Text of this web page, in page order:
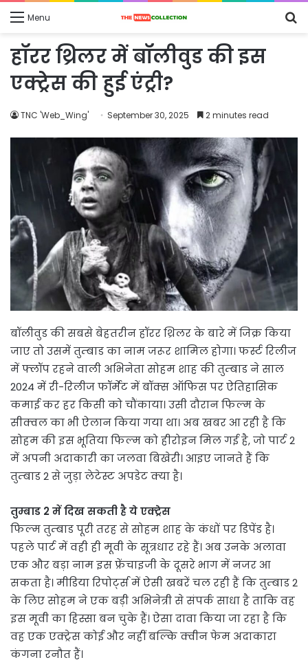
Menu
हॉरर थ्रिलर में बॉलीवुड की इस
एक्ट्रेस की हुई एंट्री?
TNC 'Web_Wing' September 30, 2025 2 minutes read
बॉलीवुड की सबसे बेहतरीन हॉरर थ्रिलर के बारे में जिक्र किया
जाए तो उसमें तुम्बाड का नाम जरूर शामिल होगा। फर्स्ट रिलीज
में फ्लॉप रहने वाली अभिनेता सोहम शाह की तुम्बाड ने साल
2024 में री-रिलीज फॉर्मेट में बॉक्स ऑफिस पर ऐतिहासिक
कमाई कर हर किसी को चौंकाया। उसी दौरान फिल्म के
सीक्वल का भी ऐलान किया गया था। अब खबर आ रही है कि
सोहम की इस भूतिया फिल्म को हीरोइन मिल गई है, जो पार्ट 2
में अपनी अदाकारी का जलवा बिखेरी। आइए जानते हैं कि
तुम्बाड 2 से जुड़ा लेटेस्ट अपडेट क्या है।
तुम्बाड 2 में दिख सकती है ये एक्ट्रेस
फिल्म तुम्बाड पूरी तरह से सोहम शाह के कंधों पर डिपेंड है।
पहले पार्ट में वही ही मूवी के सूत्रधार रहे हैं। अब उनके अलावा
एक और बड़ा नाम इस फ्रेंचाइजी के दूसरे भाग में नजर आ
सकता है। मीडिया रिपोर्ट्स में ऐसी खबरें चल रही हैं कि तुम्बाड 2
के लिए सोहम ने एक बड़ी अभिनेत्री से संपर्क साधा है ताकि वह
इस मूवी का हिस्सा बन चुके हैं। ऐसा दावा किया जा रहा है कि
वह एक एक्ट्रेस कोई और नहीं बल्कि क्वीन फेम अदाकारा
कंगना रनौत हैं।